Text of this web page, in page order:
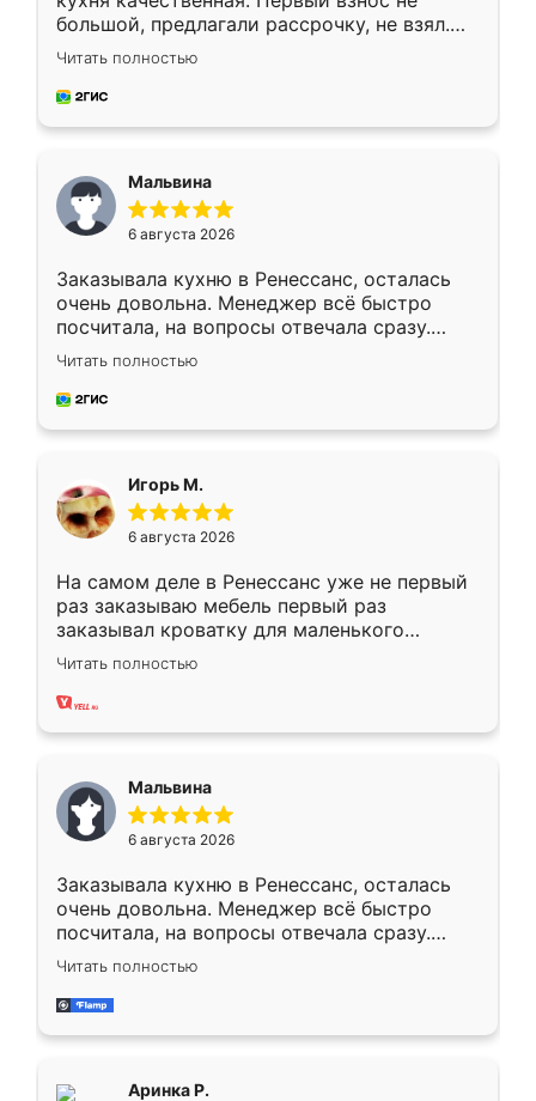
большой, предлагали рассрочку, не взял.
Ждал меньше месяца, сборщик с прямыми
руками. По цене вышло адекватно.
Рекомендую!
Читать полностью
Мальвина
6 августа 2026
Заказывала кухню в Ренессанс, осталась
очень довольна. Менеджер всё быстро
посчитала, на вопросы отвечала сразу.
Замерщик приехал в субботу, подошёл к
делу со всей ответственностью. Собрали
за день, ребята работали аккуратно, даже
Читать полностью
Игорь М.
6 августа 2026
На самом деле в Ренессанс уже не первый
раз заказываю мебель первый раз
заказывал кроватку для маленького
ребёнка при его рождении ,во второй раз
заказал шкаф-купе. По качеству очень
хорошее сборка достаточно быстрая,
меньше, здесь же он более разнообразный.
Мне нравится ,если что-то потребуется из
мебели буду заказывать только здесь.
Читать полностью
Мальвина
6 августа 2026
Заказывала кухню в Ренессанс, осталась
очень довольна. Менеджер всё быстро
посчитала, на вопросы отвечала сразу.
Замерщик приехал в субботу, подошёл к
делу со всей ответственностью. Собрали
за день, ребята работали аккуратно, даже
Читать полностью
Аринка Р.